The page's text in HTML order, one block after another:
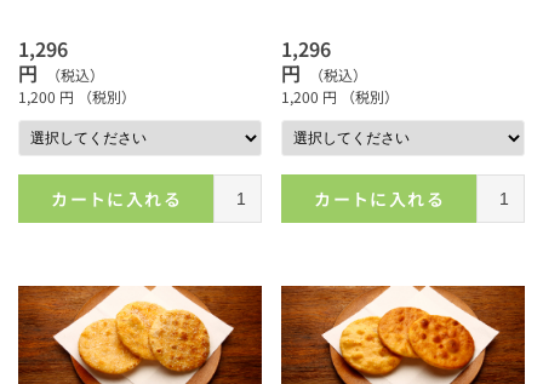
1,296
円
（税込）
1,200 円 （税別）
カートに入れる
1,296
円
（税込）
1,200 円 （税別）
カートに入れる